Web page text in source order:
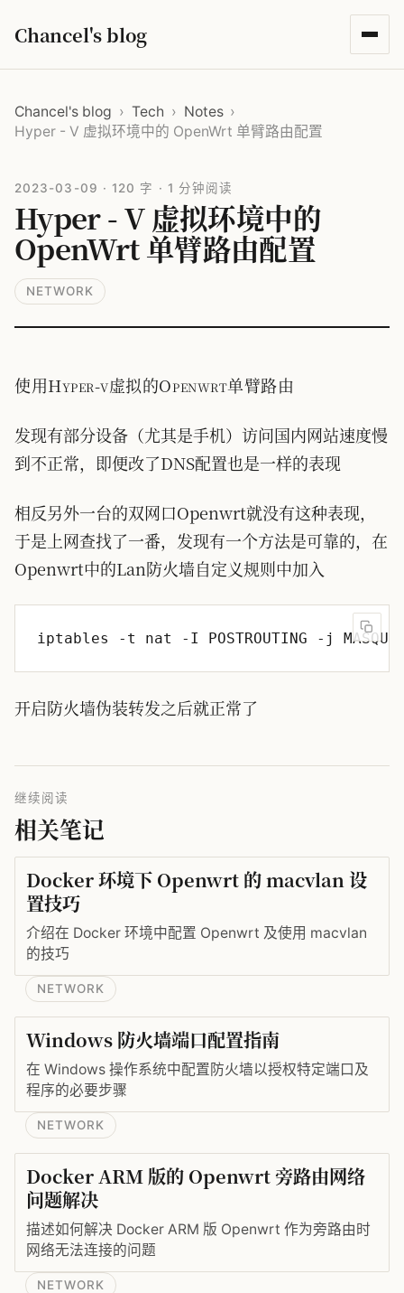
Chancel's blog
Chancel's blog › Tech › Notes ›
Hyper - V 虚拟环境中的 OpenWrt 单臂路由配置
2023-03-09 · 120 字 · 1 分钟阅读
Hyper - V 虚拟环境中的
OpenWrt 单臂路由配置
NETWORK
使用Hyper-v虚拟的Openwrt单臂路由
发现有部分设备（尤其是手机）访问国内网站速度慢
到不正常，即便改了DNS配置也是一样的表现
相反另外一台的双网口Openwrt就没有这种表现，
于是上网查找了一番，发现有一个方法是可靠的，在
Openwrt中的Lan防火墙自定义规则中加入
开启防火墙伪装转发之后就正常了
继续阅读
相关笔记
Docker 环境下 Openwrt 的 macvlan 设
置技巧
介绍在 Docker 环境中配置 Openwrt 及使用 macvlan
的技巧
NETWORK
Windows 防火墙端口配置指南
在 Windows 操作系统中配置防火墙以授权特定端口及
程序的必要步骤
NETWORK
Docker ARM 版的 Openwrt 旁路由网络
问题解决
描述如何解决 Docker ARM 版 Openwrt 作为旁路由时
网络无法连接的问题
NETWORK